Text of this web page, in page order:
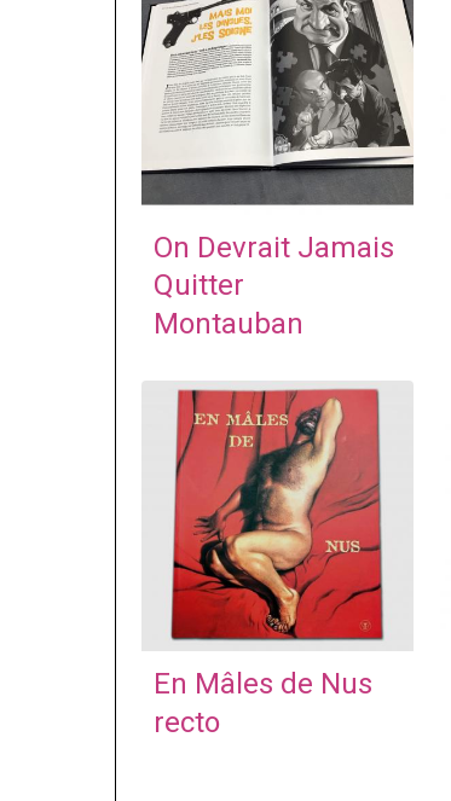
On Devrait Jamais
Quitter
Montauban
En Mâles de Nus
recto